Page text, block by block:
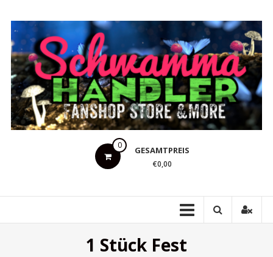
Inhalt
springen
Schwammahandler
0 GESAMTPREIS
€0,00
1 Stück Fest